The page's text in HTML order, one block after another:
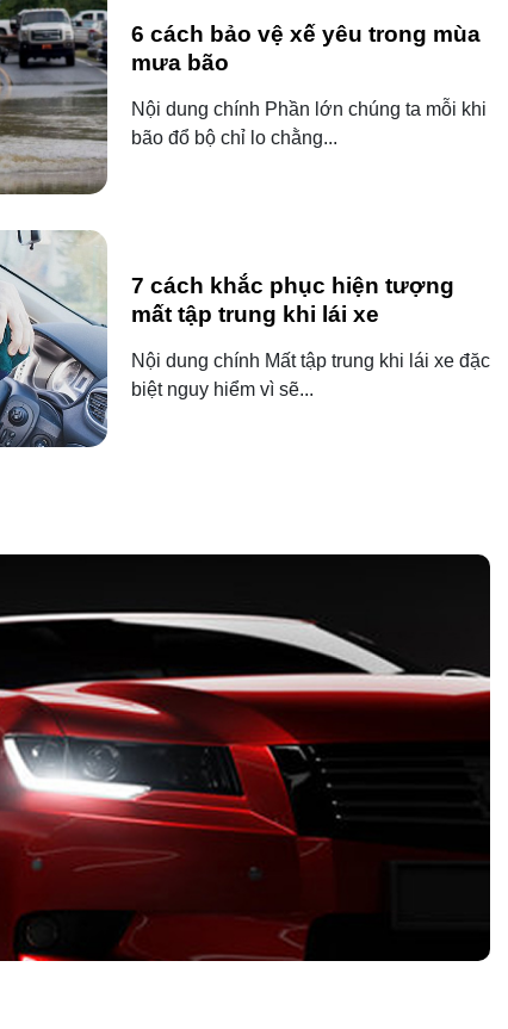
6 cách bảo vệ xế yêu trong mùa
mưa bão
Nội dung chính Phần lớn chúng ta mỗi khi
bão đổ bộ chỉ lo chằng...
7 cách khắc phục hiện tượng
mất tập trung khi lái xe
Nội dung chính Mất tập trung khi lái xe đặc
biệt nguy hiểm vì sẽ...